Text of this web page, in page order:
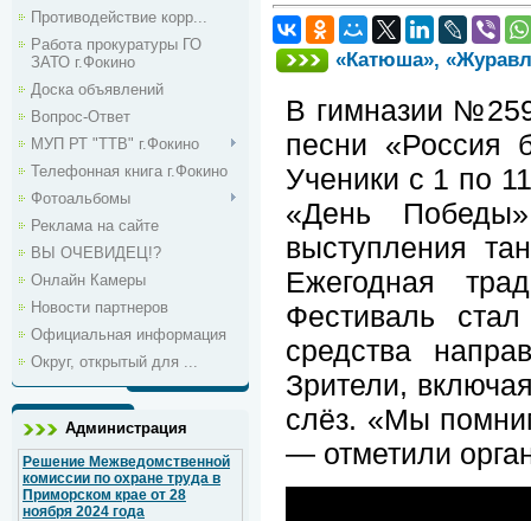
Противодействие корр...
Работа прокуратуры ГО
ЗАТО г.Фокино
Доска объявлений
Вопрос-Ответ
МУП РТ "ТТВ" г.Фокино
Телефонная книга г.Фокино
Фотоальбомы
Реклама на сайте
ВЫ ОЧЕВИДЕЦ!?
Онлайн Камеры
Новости партнеров
Официальная информация
Округ, открытый для ...
Администрация
Решение Межведомственной
комиссии по охране труда в
Приморском крае от 28
ноября 2024 года
«Катюша»,
В гимназии
песни «Россия
Ученики с 1 по
«День
выступления
Ежегодная
Фестиваль
средства
Зрители,
слёз. «Мы
— отметили